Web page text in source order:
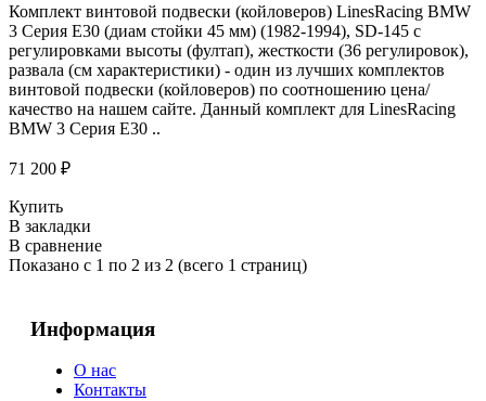
Комплект винтовой подвески (койловеров) LinesRacing BMW
3 Серия E30 (диам стойки 45 мм) (1982-1994), SD-145 с
регулировками высоты (фултап), жесткости (36 регулировок),
развала (см характеристики) - один из лучших комплектов
винтовой подвески (койловеров) по соотношению цена/
качество на нашем сайте. Данный комплект для LinesRacing
BMW 3 Серия E30 ..
71 200 ₽
Купить
В закладки
В сравнение
Показано с 1 по 2 из 2 (всего 1 страниц)
Информация
О нас
Контакты